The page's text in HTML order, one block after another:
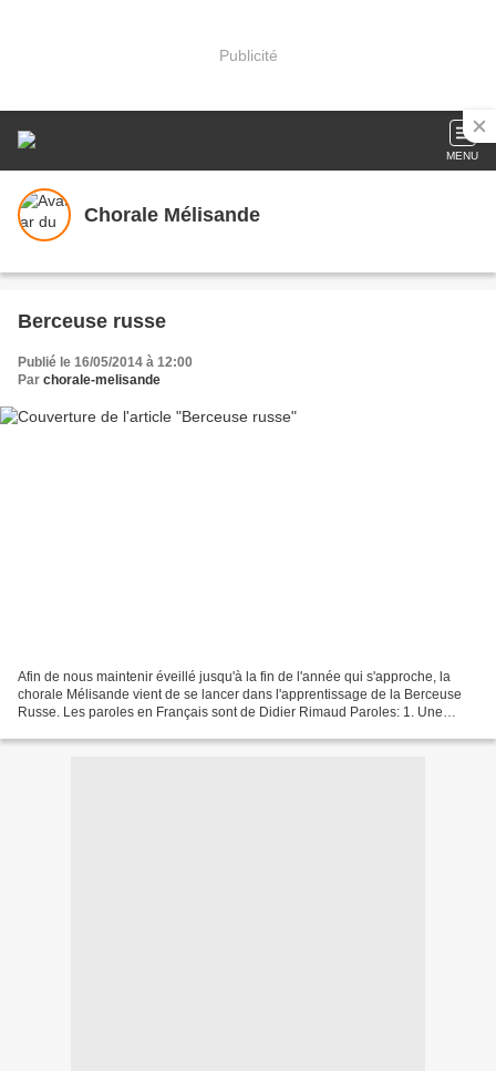
Publicité
MENU
Chorale Mélisande
Berceuse russe
Publié le 16/05/2014 à 12:00
Par chorale-melisande
Afin de nous maintenir éveillé jusqu'à la fin de l'année qui s'approche, la
chorale Mélisande vient de se lancer dans l'apprentissage de la Berceuse
Russe. Les paroles en Français sont de Didier Rimaud Paroles: 1. Une